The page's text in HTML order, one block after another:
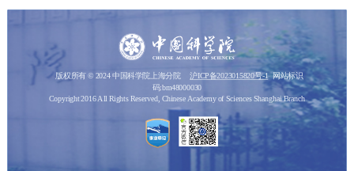
版权所有 © 2024 中国科学院上海分院 沪ICP备2023015820号-1
网站标识
码:bm48000030
Copyright 2016 All Rights Reserved, Chinese Academy of Sciences Shanghai Branch